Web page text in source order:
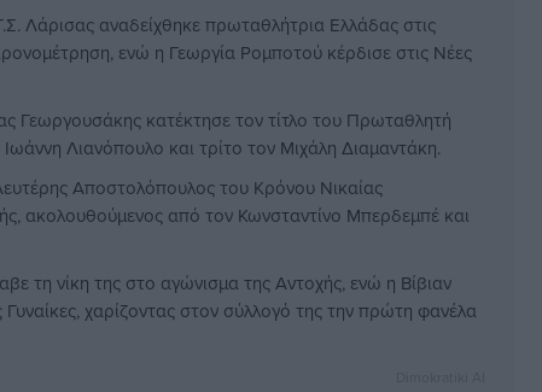
Λάρισας αναδείχθηκε πρωταθλήτρια Ελλάδας στις
ενώ η Γεωργία Ρομποτού κέρδισε στις Νέες
Γεωργουσάκης κατέκτησε τον τίτλο του Πρωταθλητή
Λιανόπουλο και τρίτο τον Μιχάλη Διαμαντάκη.
Αποστολόπουλος του Κρόνου Νικαίας
ακολουθούμενος από τον Κωνσταντίνο Μπερδεμπέ και
τη νίκη της στο αγώνισμα της Αντοχής, ενώ η Βίβιαν
χαρίζοντας στον σύλλογό της την πρώτη φανέλα